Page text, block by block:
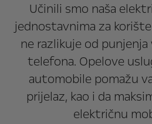
Učinili smo naša
jednostavnima za
ne razlikuje od
telefona. Opelove
automobile pomažu
prijelaz, kao i da
električnu